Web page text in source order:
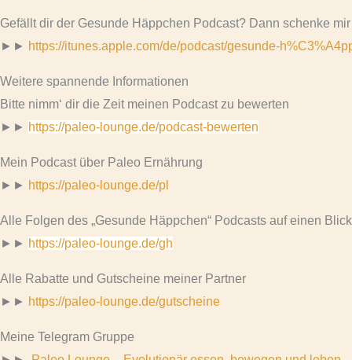
Gefällt dir der Gesunde Häppchen Podcast? Dann schenke
►► https://itunes.apple.com/de/podcast/gesunde-
Weitere spannende Informationen
Bitte nimm‘ dir die Zeit meinen Podcast zu bewerten
►► https://paleo-lounge.de/podcast-bewerten
Mein Podcast über Paleo Ernährung
►► https://paleo-lounge.de/pl
Alle Folgen des „Gesunde Häppchen“ Podcasts auf einen Blick
►► https://paleo-lounge.de/gh
Alle Rabatte und Gutscheine meiner Partner
►► https://paleo-lounge.de/gutscheine
Meine Telegram Gruppe